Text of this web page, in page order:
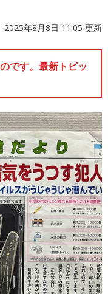
2025年8月8日 11:05 更新
です。最新トピッ